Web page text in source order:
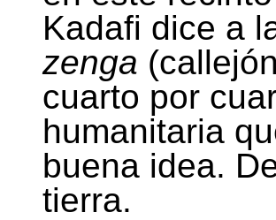
Kadafi dice a
zenga
cuarto por
humanitaria
buena idea.
tierra.